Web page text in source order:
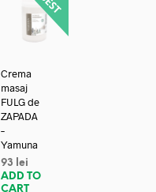
Crema
masaj
FULG de
ZAPADA
–
Yamuna
93
lei
ADD TO
CART